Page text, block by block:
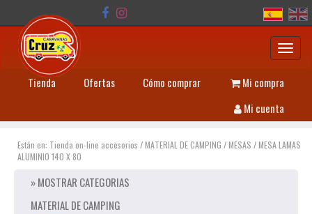
Tienda Ofertas Cómo comprar
Mi compra
Mi cuenta
Están en: Tienda on-line accesorios /MATERIAL DE CAMPING /MESAS /MESA LAMAS
ALUMINIO 140 X 80
» MOSTRAR CATEGORIAS
MATERIAL DE CAMPING